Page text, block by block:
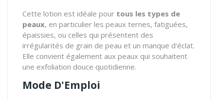
Cette lotion est idéale pour tous les types de
peaux, en particulier les peaux ternes, fatiguées,
épaissies, ou celles qui présentent des
irrégularités de grain de peau et un manque d'éclat.
Elle convient également aux peaux qui souhaitent
une exfoliation douce quotidienne.
Mode D'Emploi